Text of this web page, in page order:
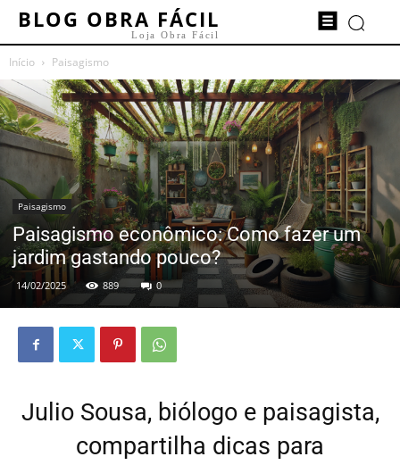
BLOG OBRA FÁCIL
Loja Obra Fácil
Início Paisagismo
Paisagismo
Paisagismo econômico: Como fazer um
jardim gastando pouco?
14/02/2025 889 0
Julio Sousa, biólogo e paisagista,
compartilha dicas para